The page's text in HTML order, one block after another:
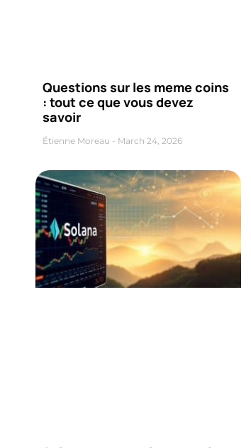
Questions sur les meme coins
: tout ce que vous devez
savoir
Étienne Moreau March 24, 2026